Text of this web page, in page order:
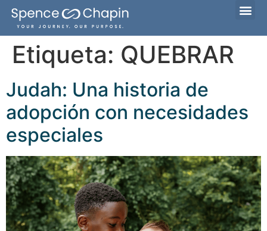
Etiqueta: QUEBRAR
Judah: Una historia de
adopción con necesidades
especiales